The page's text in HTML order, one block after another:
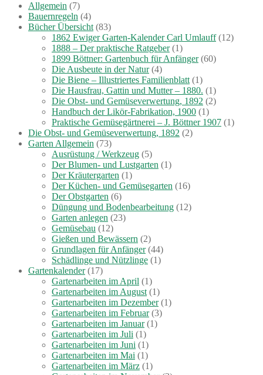
Allgemein (7)
Bauernregeln (4)
Bücher Übersicht (83)
1862 Ewiger Garten-Kalender Carl Umlauff(12)
1888 – Der praktische Ratgeber(1)
1899 Böttner: Gartenbuch für Anfänger(60)
Die Ausbeute in der Natur(4)
Die Biene – Illustriertes Familienblatt (1)
Die Hausfrau, Gattin und Mutter – 1880. (1)
Die Obst- und Gemüseverwertung, 1892 (2)
Handbuch der Likör-Fabrikation, 1900 (1)
Praktische Gemüsegärtnerei – J. Böttner 1907 (1)
Die Obst- und Gemüseverwertung, 1892 (2)
Garten Allgemein (73)
Ausrüstung / Werkzeug (5)
Der Blumen- und Lustgarten (1)
Der Kräutergarten (1)
Der Küchen- und Gemüsegarten (16)
Der Obstgarten (6)
Düngung und Bodenbearbeitung (12)
Garten anlegen (23)
Gemüsebau (12)
Gießen und Bewässern (2)
Grundlagen für Anfänger(44)
Schädlinge und Nützlinge (1)
Gartenkalender(17)
Gartenarbeiten im April (1)
Gartenarbeiten im August (1)
Gartenarbeiten im Dezember(1)
Gartenarbeiten im Februar(3)
Gartenarbeiten im Januar(1)
Gartenarbeiten im Juli (1)
Gartenarbeiten im Juni (1)
Gartenarbeiten im Mai (1)
Gartenarbeiten im März (1)